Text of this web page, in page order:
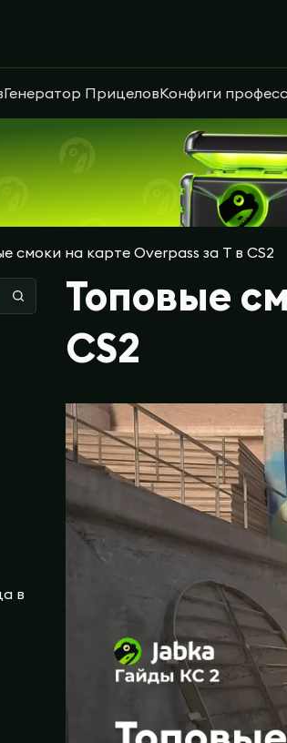
Генератор ПрицеловКонфиги
смоки на карте Overpass за T в CS2
в
Топовые
CS2